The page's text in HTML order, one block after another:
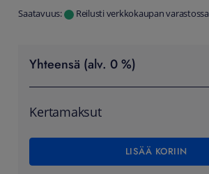
Saatavuus: Reilusti verkkokaupan varastossa
Yhteensä (alv. 0 %)
Kertamaksut
LISÄÄ KORIIN